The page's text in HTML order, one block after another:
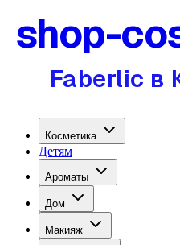
shop-
Faberlic в
Косметика
Детям
Ароматы
Дом
Макияж